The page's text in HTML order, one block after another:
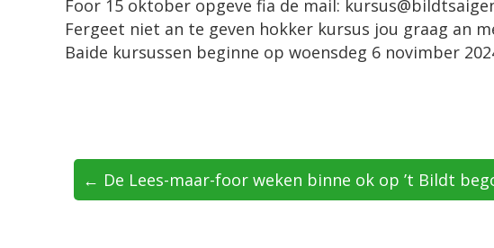
Foor 15 oktober opgeve fia de mail:
Fergeet niet an te geven hokker kursus jou graag an
Baide kursussen beginne op woensdeg 6 novimber
← De Lees-maar-foor weken binne ok op ’t Bildt